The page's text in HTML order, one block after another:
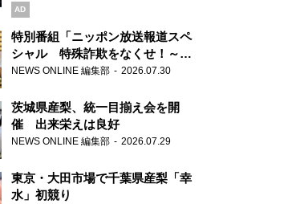
特別番組「ニッポン放送報道スペ
シャル 特殊詐欺をなくせ！～被
害者・加害者・警視庁が語るトク
NEWS ONLINE 編集部 2026.07.30
茨城県産梨、統一目揃え会を開
催 出来栄えは良好
NEWS ONLINE 編集部 2026.07.29
東京・大田市場で千葉県産梨「幸
水」初競り